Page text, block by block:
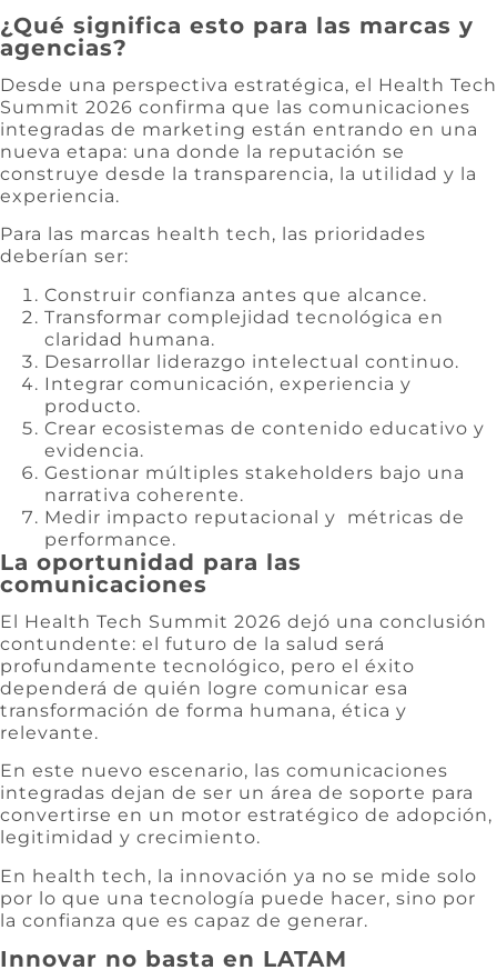
¿Qué significa esto para las marcas y
agencias?
Desde una perspectiva estratégica, el Health Tech
Summit 2026 confirma que las comunicaciones
integradas de marketing están entrando en una
nueva etapa: una donde la reputación se
construye desde la transparencia, la utilidad y la
experiencia.
Para las marcas health tech, las prioridades
deberían ser:
Construir confianza antes que alcance.
Transformar complejidad tecnológica en
claridad humana.
Desarrollar liderazgo intelectual continuo.
Integrar comunicación, experiencia y
producto.
Crear ecosistemas de contenido educativo y
evidencia.
Gestionar múltiples stakeholders bajo una
narrativa coherente.
Medir impacto reputacional y métricas de
performance.
La oportunidad para las
comunicaciones
El Health Tech Summit 2026 dejó una conclusión
contundente: el futuro de la salud será
profundamente tecnológico, pero el éxito
dependerá de quién logre comunicar esa
transformación de forma humana, ética y
relevante.
En este nuevo escenario, las comunicaciones
integradas dejan de ser un área de soporte para
convertirse en un motor estratégico de adopción,
legitimidad y crecimiento.
En health tech, la innovación ya no se mide solo
por lo que una tecnología puede hacer, sino por
la confianza que es capaz de generar.
Innovar no basta en LATAM